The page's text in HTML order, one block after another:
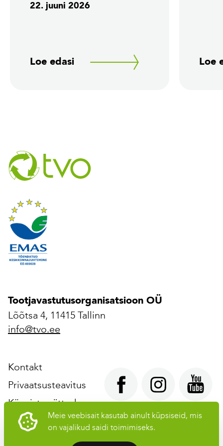
22. juuni 2026
Loe edasi Loe
Tootjavastutusorganisatsioon OÜ
Lõõtsa 4, 11415 Tallinn
info@tvo.ee
Kontakt
Privaatsusteavitus
Küpsiste sätted
Tootjavastutusorganisatsioon OÜ © 2026 Kõik õigused
Meie veebisait kasutab ainult küpsiseid, mis
on vajalikud saidi toimimiseks.